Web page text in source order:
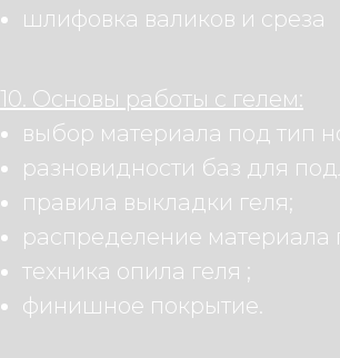
шлифовка валиков и среза
10. Основы работы с гелем:
выбор материала под тип
разновидности баз для
правила выкладки геля;
распределение материала
техника опила геля ;
финишное покрытие.